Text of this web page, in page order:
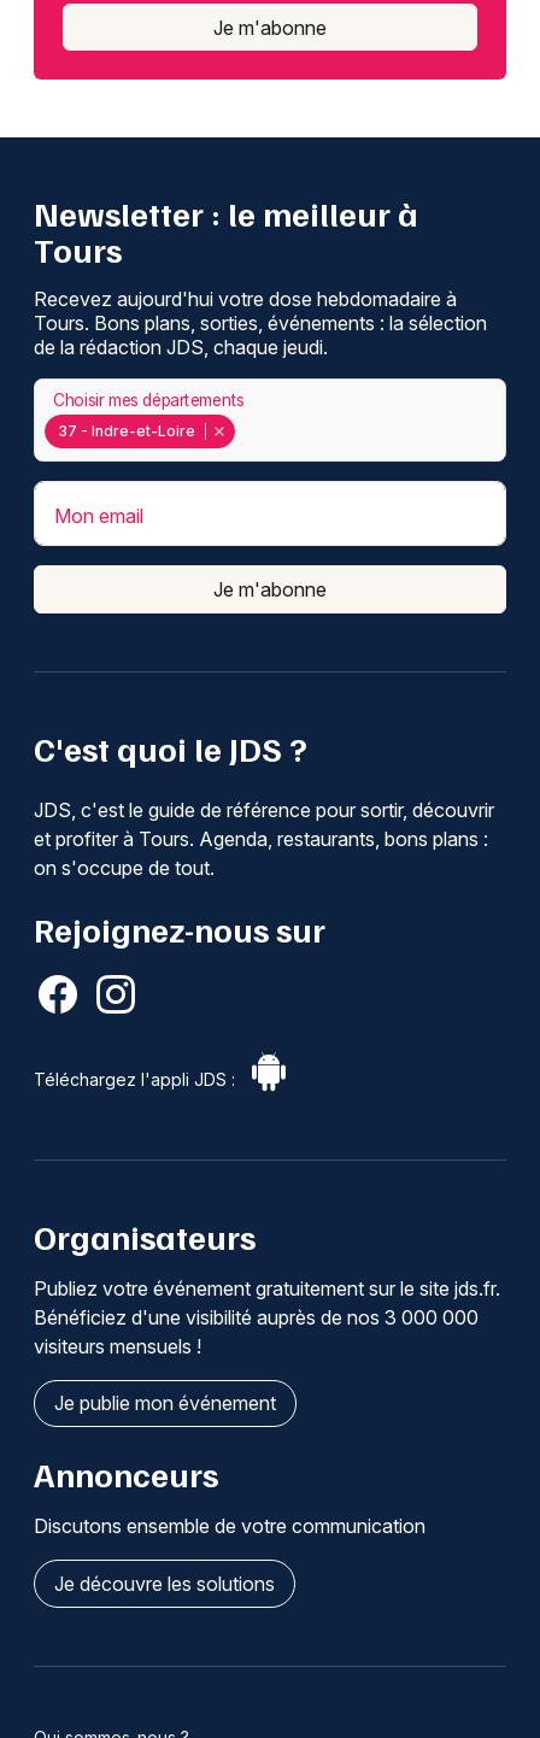
Je m'abonne
C'est quoi le JDS ?
JDS, c'est le guide de référence pour sortir, découvrir
et profiter à Tours. Agenda, restaurants, bons plans :
on s'occupe de tout.
Rejoignez-nous sur
Téléchargez l'appli JDS :
Newsletter : le meilleur à
Tours
Recevez aujourd'hui votre dose hebdomadaire à
Tours. Bons plans, sorties, événements : la sélection
de la rédaction JDS, chaque jeudi.
37 - Indre-et-Loire
Choisir mes départements
Mon email
Je m'abonne
Organisateurs
Publiez votre événement gratuitement sur le site jds.fr.
Bénéficiez d'une visibilité auprès de nos 3 000 000
visiteurs mensuels !
Je publie mon événement
Annonceurs
Discutons ensemble de votre communication
Je découvre les solutions